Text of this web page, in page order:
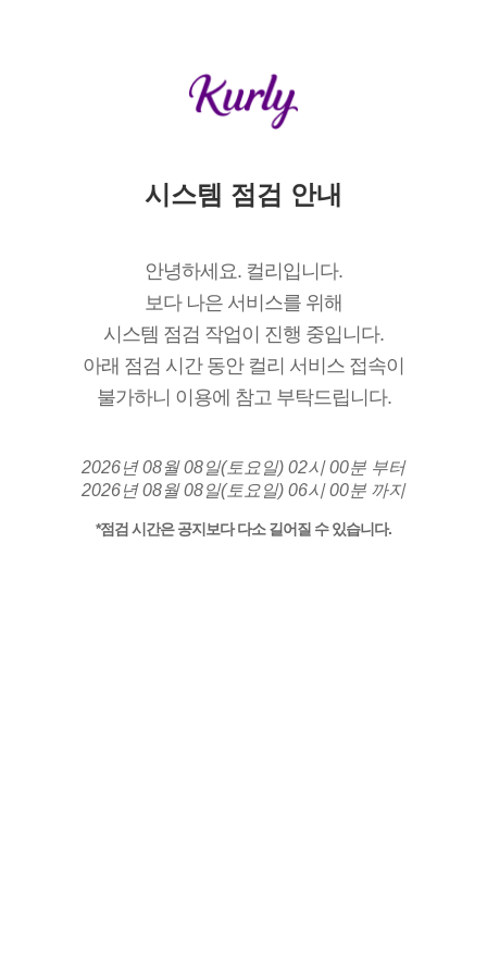
시스템 점검 안내
안녕하세요. 컬리입니다.
보다 나은 서비스를 위해
시스템 점검 작업이 진행 중입니다.
아래 점검 시간 동안 컬리 서비스 접속이
불가하니 이용에 참고 부탁드립니다.
2026년 08월 08일(토요일) 02시 00분 부터
2026년 08월 08일(토요일) 06시 00분 까지
*점검 시간은 공지보다 다소 길어질 수 있습니다.